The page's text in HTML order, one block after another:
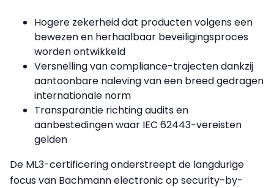
Hogere zekerheid dat producten volgens een
bewezen en herhaalbaar beveiligingsproces
worden ontwikkeld
Versnelling van compliance-trajecten dankzij
aantoonbare naleving van een breed gedragen
internationale norm
Transparantie richting audits en
aanbestedingen waar IEC 62443-vereisten
gelden
De ML3-certificering onderstreept de langdurige
focus van Bachmann electronic op security-by-